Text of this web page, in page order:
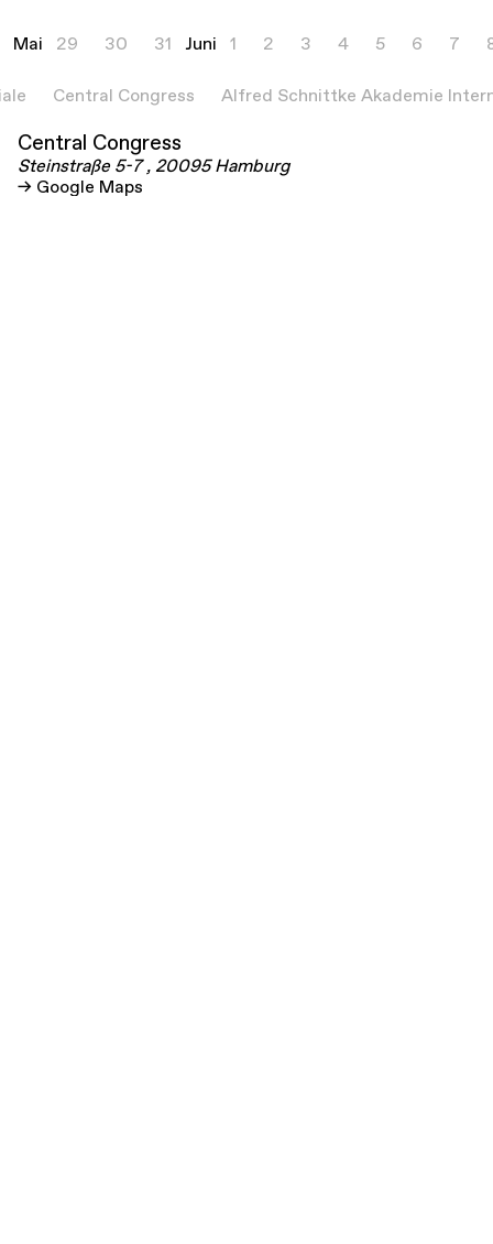
Mai 29 30 31 Juni 1 2 3 4 5 6 7
Central Congress Alfred Schnittke Akademie
Central Congress
Steinstraße 5-7 , 20095 Hamburg
Google Maps